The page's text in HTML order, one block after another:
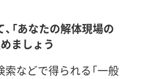
「あなたの解体現場の
ましょう
などで得られる「一般